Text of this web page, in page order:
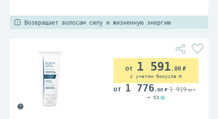
Возвращает волосам силу и жизненную энергию
1 591.00
с учетом бонусов
1 776 .00 1 919.00
+ 53